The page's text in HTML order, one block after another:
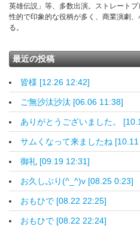
英雄伝説」等、多数出演。ストレート
性的で印象的な役柄が多く、商業演劇
る。
最近の投稿
皆様 [12.26 12:42]
ご無沙汰沙汰 [06.06 11:38]
ありがとうございました。
サムくなって来ましたね
御礼 [09.19 12:31]
お久しぶり(^_^)v [08.25 0:23]
おもひで [08.22 22:25]
おもひで [08.22 22:24]